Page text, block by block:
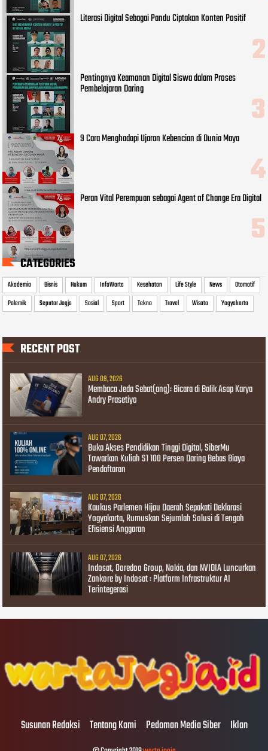
Literasi Digital Sebagai Pandu Ciptakan Konten Positif
Pentingnya Keamanan Digital Siswa dalam Proses
Pembelajaran Daring
9 Cara Menghadapi Ujaran Kebencian di Dunia Maya
Peran Vital Perempuan sebagai Agent of Change Era Digital
CATEGORIES
Akademia Bisnis Hukum InfoWarta Kesehatan Life Style News
Otomotif
Polemik
Seputar Jogja Sosial Sport Tekno Travel Wisata Yogyakarta
RECENT POST
AUG 09, 2026
Membaca Jeda Sebat(ang): Bicara di Balik Asap Karya
Andry Prasetiyo
AUG 07, 2026
Buka Akses Pendidikan Tinggi Digital, SiberMu
Tawarkan Kuliah S1 100 Persen Daring Bebas Biaya
Pendaftaran
AUG 07, 2026
Kaukus Parlemen Hijau Daerah Sepakati Deklarasi
Yogyakarta, Rumuskan Sejumlah Solusi di Tengah
Efisiensi Anggaran
AUG 07, 2026
Indosat, Ooredoo Group, Nokia, dan NVIDIA Luncurkan
Zankore by Indosat : Platform Infrastruktur AI
Terintegerasi
Susunan Redaksi Tentang Kami Pedoman Media Siber Iklan